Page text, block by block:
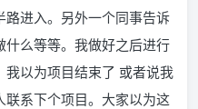
路进入。另外一个同事告诉
么等等。我做好之后进行
以为项目结束了 或者说我
系下个项目。大家以为这